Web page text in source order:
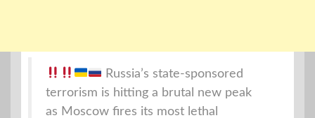
Russia’s state-sponsored
terrorism is hitting a brutal new peak
as Moscow fires its most lethal